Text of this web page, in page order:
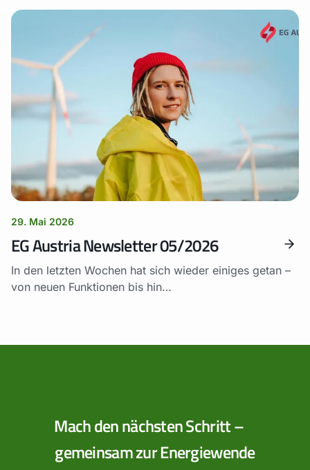
29. Mai 2026
EG Austria Newsletter 05/2026
In den letzten Wochen hat sich wieder einiges getan –
von neuen Funktionen bis hin…
Mach den nächsten Schritt –
gemeinsam zur Energiewende